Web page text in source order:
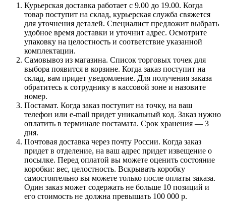
Курьерская доставка работает с 9.00 до 19.00. Когда
товар поступит на склад, курьерская служба свяжется
для уточнения деталей. Специалист предложит выбрать
удобное время доставки и уточнит адрес. Осмотрите
упаковку на целостность и соответствие указанной
комплектации.
Самовывоз из магазина. Список торговых точек для
выбора появится в корзине. Когда заказ поступит на
склад, вам придет уведомление. Для получения заказа
обратитесь к сотруднику в кассовой зоне и назовите
номер.
Постамат. Когда заказ поступит на точку, на ваш
телефон или e-mail придет уникальный код. Заказ нужно
оплатить в терминале постамата. Срок хранения — 3
дня.
Почтовая доставка через почту России. Когда заказ
придет в отделение, на ваш адрес придет извещение о
посылке. Перед оплатой вы можете оценить состояние
коробки: вес, целостность. Вскрывать коробку
самостоятельно вы можете только после оплаты заказа.
Один заказ может содержать не больше 10 позиций и
его стоимость не должна превышать 100 000 р.